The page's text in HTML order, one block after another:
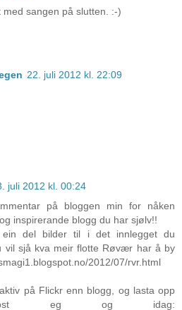
med sangen på slutten. :-)
22. juli 2012 kl. 22:09
juli 2012 kl. 00:24
på bloggen min for nåken
inspirerande blogg du har sjølv!!
del bilder til i det innlegget du
vil sjå kva meir flotte Røvær har å by
2012/07/rvr.html
på Flickr enn blogg, og lasta opp
post eg og idag: